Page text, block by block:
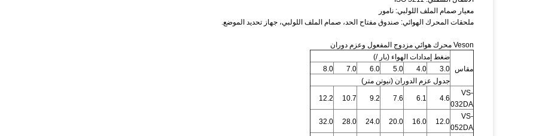
معيار صمام الملف اللولبي: نامور
ملحقات المحرك الهوائي: صندوق مفتاح الحد، صمام الملف اللولبي، جهاز تحديد الموضع.
Veson محرك هوائي مزدوج المفعول وعزم دوران
مقاس
ضغط إمدادات الهواء (بار /)
3.0
4.0
5.0
6.0
7.0
8.0
جدول عزم الدوران (نيوتن متر)
VS-
032DA
4.6
6.1
7.6
9.2
10.7
12.2
VS-
052DA
12.0
16.0
20.0
24.0
28.0
32.0